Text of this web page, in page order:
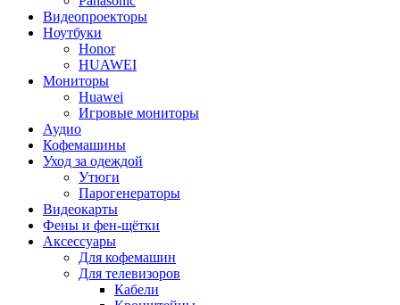
Видеопроекторы
Ноутбуки
Honor
HUAWEI
Мониторы
Huawei
Игровые мониторы
Аудио
Кофемашины
Уход за одеждой
Утюги
Парогенераторы
Видеокарты
Фены и фен-щётки
Аксессуары
Для кофемашин
Для телевизоров
Кабели